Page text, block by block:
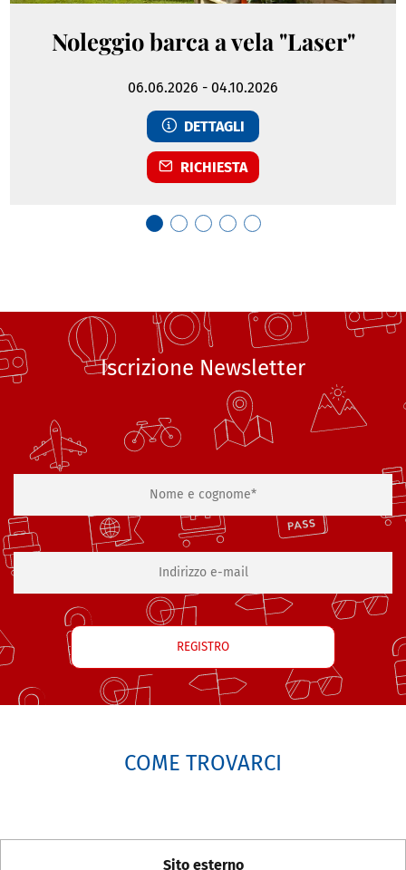
Noleggio barca a vela "Laser"
06.06.2026 - 04.10.2026
DETTAGLI
RICHIESTA
Iscrizione Newsletter
COME TROVARCI
Sito esterno